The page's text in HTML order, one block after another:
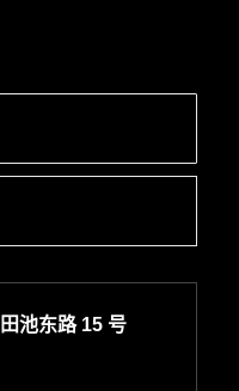
池东路 15 号